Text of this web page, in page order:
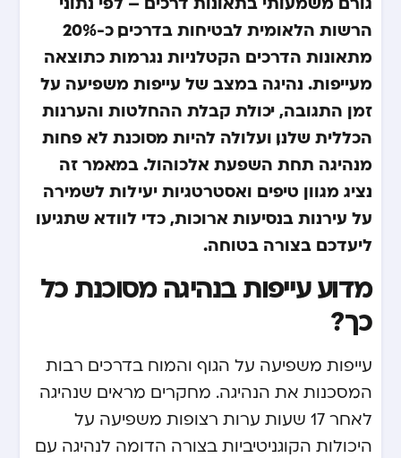
הרשות הלאומית לבטיחות בדרכים, כ-20%
מתאונות הדרכים הקטלניות נגרמות כתוצאה
מעייפות. נהיגה במצב של עייפות משפיעה על
זמן התגובה, יכולת קבלת ההחלטות והערנות
הכללית שלנו, ועלולה להיות מסוכנת לא פחות
מנהיגה תחת השפעת אלכוהול. במאמר זה
נציג מגוון טיפים ואסטרטגיות יעילות לשמירה
על עירנות בנסיעות ארוכות, כדי לוודא שתגיעו
ליעדכם בצורה בטוחה.
מדוע עייפות בנהיגה מסוכנת כל
כך?
עייפות משפיעה על הגוף והמוח בדרכים רבות
המסכנות את הנהיגה. מחקרים מראים שנהיגה
לאחר 17 שעות ערות רצופות משפיעה על
היכולות הקוגניטיביות בצורה הדומה לנהיגה עם